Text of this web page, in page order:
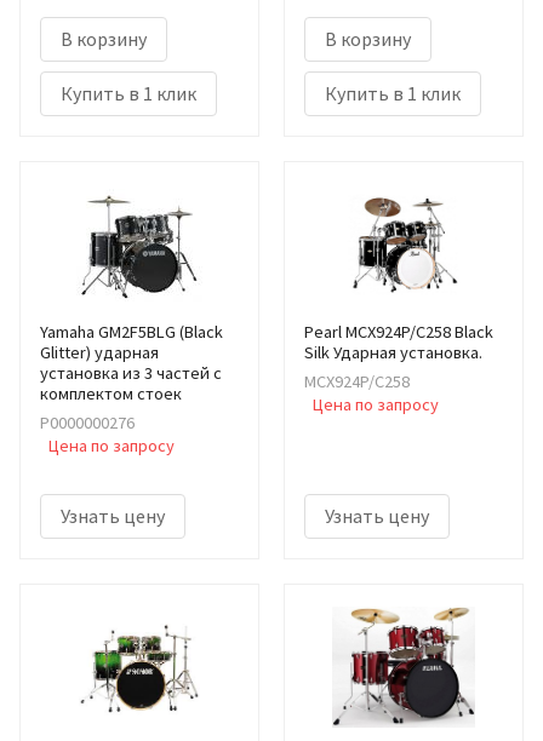
В корзину
Купить в 1 клик
В корзину
Купить в 1 клик
Yamaha GM2F5BLG (Black
Glitter) ударная
установка из 3 частей с
комплектом стоек
Р0000000276
Цена по запросу
Узнать цену
Pearl MCX924P/C258 Black
Silk Ударная установка.
MCX924P/C258
Цена по запросу
Узнать цену